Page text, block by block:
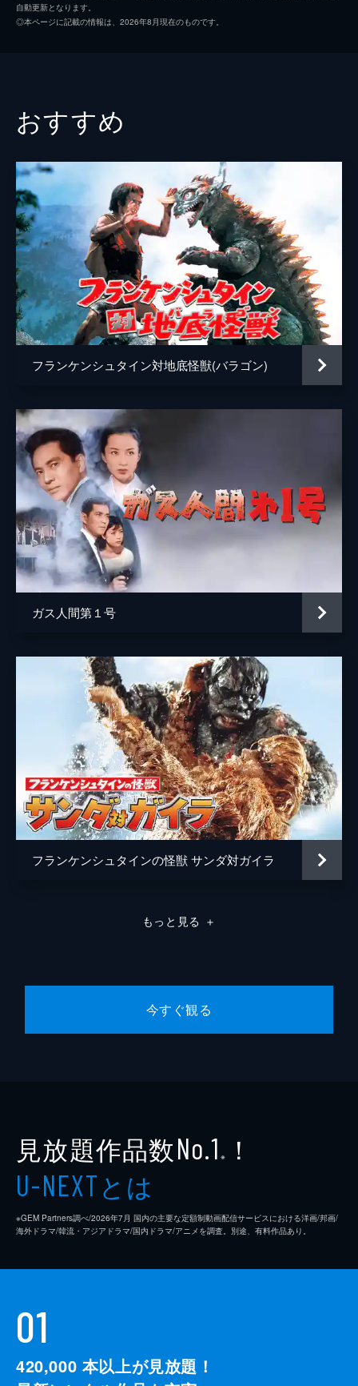
松沢博士 大滝秀治
大石（国防軍司令） 平田昭彦
シュミット博士 ウィリアム・ロス
石山 森田川利一
ヘル 睦五郎
研究員 橋本功
研究員 遠藤剛
中山昭二
轟天操縦士 山本亘
轟天副操縦士
轟天通信士
轟天通信士 末宮慎一
轟天管制員
轟天管制員
轟天管制員 早田文次
轟天パイロット 大谷進
レーダー係 瀬戸山功
湊吾郎 菊地大
監督 福田純
脚本 中西隆三
永原秀一
音楽 津島利章
自動更新となります。
◎本ページに記載の情報は、2026年8月現在のものです。
おすすめ
フランケンシュタイン対地底怪獣(バラゴン)
ガス人間第１号
フランケンシュタインの怪獣 サンダ対ガイラ
もっと見る ＋
今すぐ観る
見放題作品数No.1 ※ ！
U-NEXTとは
※GEM Partners調べ/2026年7⽉ 国内の主要な定額制動画配信サービスにおける洋画/邦画/
海外ドラマ/韓流・アジアドラマ/国内ドラマ/アニメを調査。別途、有料作品あり。
01
420,000 本以上が見放題！